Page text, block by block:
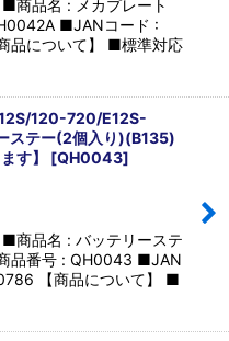
商品名 : メカプレート
■JANコード :
について】 ■標準対応
120-720/E12S-
ステー(2個入り)(B135)
す】
[QH0043]
商品名 : バッテリーステ
品番号 : QH0043 ■JAN
【商品について】 ■